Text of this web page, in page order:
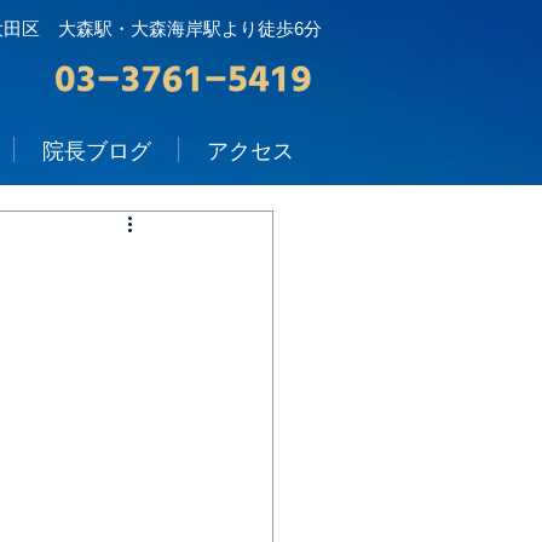
田区 大森駅・大森海岸駅より徒歩6分
院長ブログ アクセス